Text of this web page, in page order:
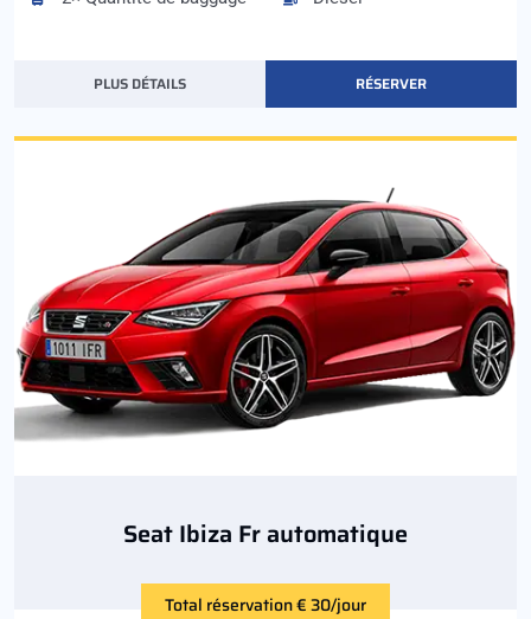
PLUS DÉTAILS RÉSERVER
Seat Ibiza Fr automatique
Total réservation € 30/jour